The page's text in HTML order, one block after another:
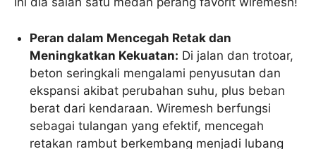
Peran dalam Mencegah Retak dan
Meningkatkan Kekuatan: Di jalan dan trotoar,
beton seringkali mengalami penyusutan dan
ekspansi akibat perubahan suhu, plus beban
berat dari kendaraan. Wiremesh berfungsi
sebagai tulangan yang efektif, mencegah
retakan rambut berkembang menjadi lubang